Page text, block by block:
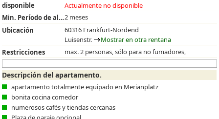
disponible
Actualmente no disponible
Min. Período de alquiler2 meses
Ubicación
60316 Frankfurt-Nordend
Luisenstr.
Mostrar en otra rentana
Restricciones
max. 2 personas, sólo para no fumadores,
Descripción del apartamento.
apartamento totalmente equipado en Merianplatz
bonita cocina comedor
numerosos cafés y tiendas cercanas